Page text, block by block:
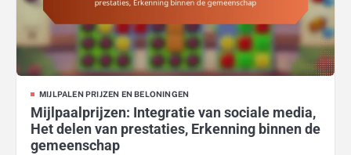
MIJLPALEN PRIJZEN EN BELONINGEN
Mijlpaalprijzen: Integratie van sociale media,
Het delen van prestaties, Erkenning binnen de
gemeenschap